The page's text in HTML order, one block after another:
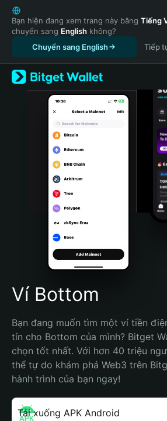
English
日本語
Tiếng Việt
Русский
Español (Latinoamérica)
Türkçe
Italiano
Português (Portugal)
Bahasa Indonesia
Português (Brasil)
Español (Argentina)
Bạn hiện đang xem trang này bằng Tiếng
chuyển sang English không?
Chuyển sang English
Tiếp
Ví Bottom
Bạn đang muốn tìm một ví tiền
tín cho Bottom của mình? Bitget
chọn tốt nhất. Với hơn 40 triệu
thể tự do khám phá Web3 trên
hành trình của bạn ngay!
Tải xuống APK Android